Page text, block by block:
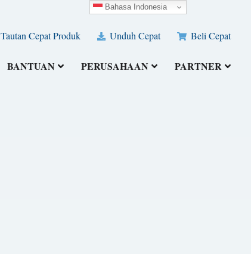
Tautan Cepat Produk Unduh Cepat Beli Cepat
BANTUAN PERUSAHAAN PARTNER
Bahasa Indonesia